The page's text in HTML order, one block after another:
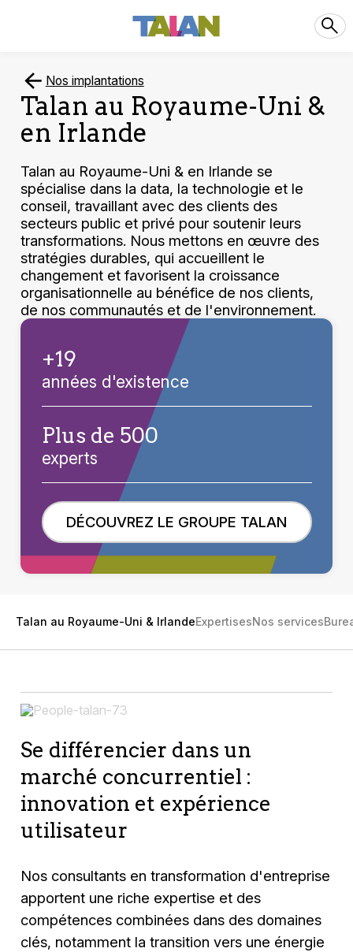
Nos implantations
Talan au Royaume-Uni &
en Irlande
Talan au Royaume-Uni & en Irlande se
spécialise dans la data, la technologie et le
conseil, travaillant avec des clients des
secteurs public et privé pour soutenir leurs
transformations. Nous mettons en œuvre des
stratégies durables, qui accueillent le
changement et favorisent la croissance
organisationnelle au bénéfice de nos clients,
de nos communautés et de l'environnement.
+19
années d'existence
Plus de 500
experts
DÉCOUVREZ LE GROUPE TALAN
Talan au Royaume-Uni & IrlandeExpertisesNos services
Se différencier dans un
marché concurrentiel :
innovation et expérience
utilisateur
Nos consultants en transformation d'entreprise
apportent une riche expertise et des
compétences combinées dans des domaines
clés, notamment la transition vers une énergie